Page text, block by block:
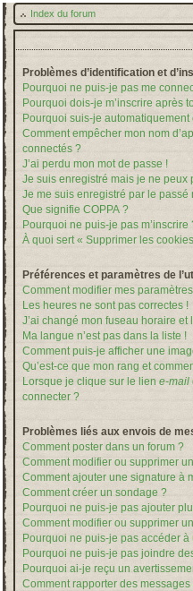
Index du forum
Problèmes d’identification et
Pourquoi ne puis-je pas me
Pourquoi dois-je m’inscrire après
Pourquoi suis-je
Comment empêcher mon nom
connectés ?
J’ai perdu mon mot de passe !
Je suis enregistré mais je ne peux
Je me suis enregistré par le
Que signifie COPPA ?
Pourquoi ne puis-je pas m’inscrire
À quoi sert « Supprimer les
Préférences et paramètres de
Comment modifier mes
Les heures ne sont pas correctes !
J’ai changé mon fuseau horaire et
Ma langue n’est pas dans la liste !
Comment puis-je afficher une
Qu’est-ce que mon rang et
Lorsque je clique sur le lien e-mail
connecter ?
Problèmes liés aux envois de
Comment poster dans un forum ?
Comment modifier ou supprimer
Comment ajouter une signature à
Comment créer un sondage ?
Pourquoi ne puis-je pas ajouter
Comment modifier ou supprimer
Pourquoi ne puis-je pas accéder à
Pourquoi ne puis-je pas joindre
Pourquoi ai-je reçu un
Comment rapporter des